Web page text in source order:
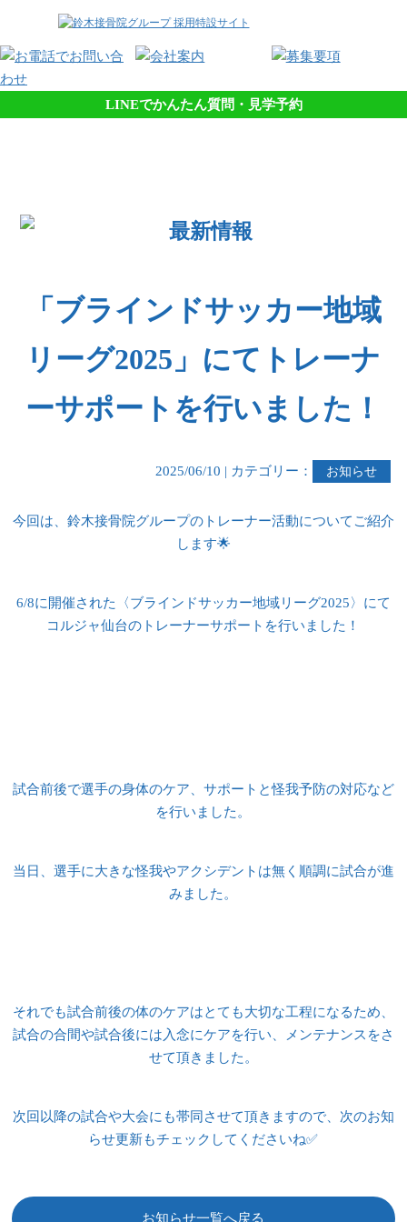
LINEでかんたん質問・見学予約
「ブラインドサッカー地域
リーグ2025」にてトレーナ
ーサポートを行いました！
2025/06/10 | カテゴリー： お知らせ
今回は、鈴木接骨院グループのトレーナー活動についてご紹介
します🌟
6/8に開催された〈ブラインドサッカー地域リーグ2025〉にて
コルジャ仙台のトレーナーサポートを行いました！
試合前後で選手の身体のケア、サポートと怪我予防の対応など
を行いました。
当日、選手に大きな怪我やアクシデントは無く順調に試合が進
みました。
それでも試合前後の体のケアはとても大切な工程になるため、
試合の合間や試合後には入念にケアを行い、メンテナンスをさ
せて頂きました。
次回以降の試合や大会にも帯同させて頂きますので、次のお知
らせ更新もチェックしてくださいね✅
お知らせ一覧へ戻る